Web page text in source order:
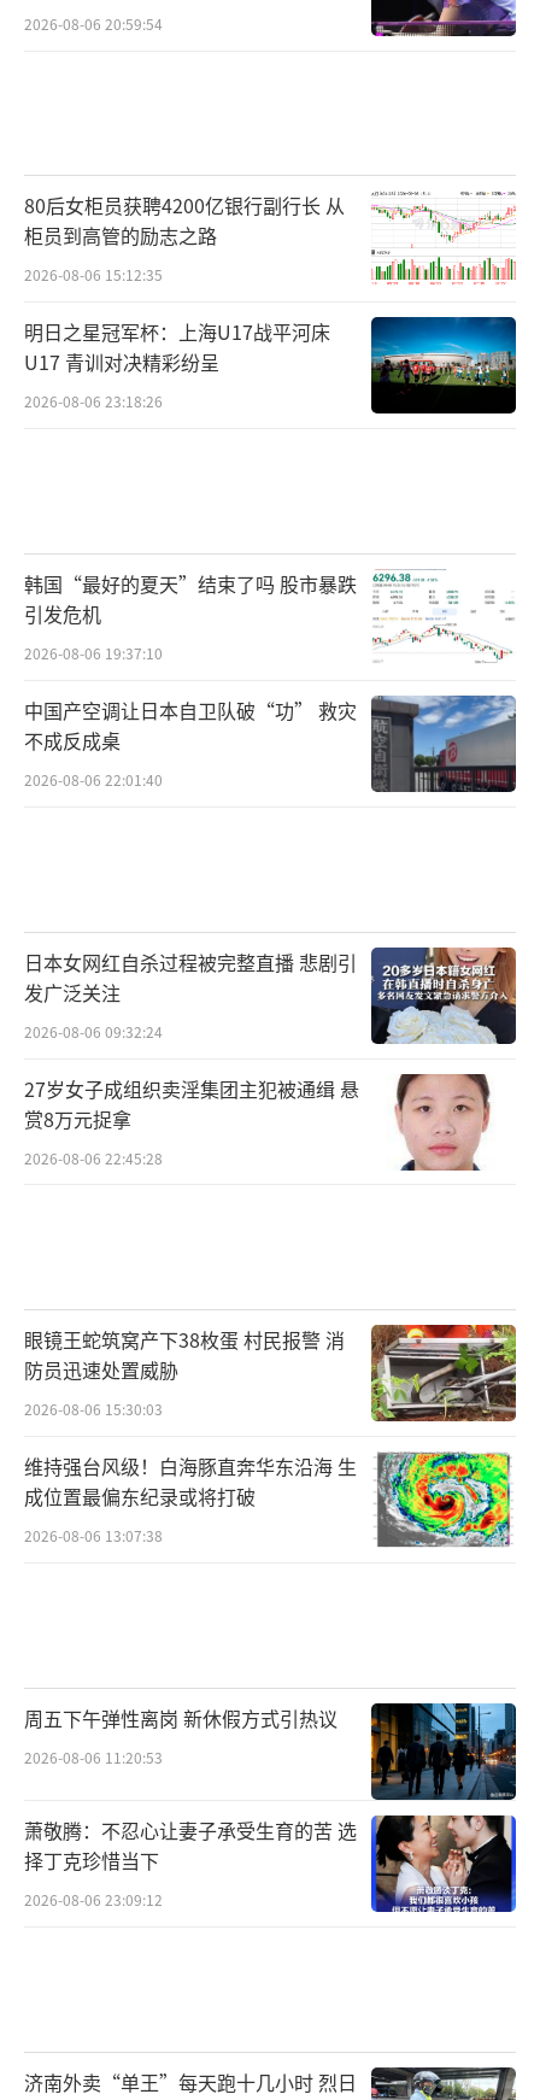
2026-08-06 20:59:54
80后女柜员获聘4200亿银行副行长 从
柜员到高管的励志之路
2026-08-06 15:12:35
明日之星冠军杯：上海U17战平河床
U17 青训对决精彩纷呈
2026-08-06 23:18:26
韩国“最好的夏天”结束了吗 股市暴跌
引发危机
2026-08-06 19:37:10
中国产空调让日本自卫队破“功” 救灾
不成反成桌
2026-08-06 22:01:40
日本女网红自杀过程被完整直播 悲剧引
发广泛关注
2026-08-06 09:32:24
27岁女子成组织卖淫集团主犯被通缉 悬
赏8万元捉拿
2026-08-06 22:45:28
眼镜王蛇筑窝产下38枚蛋 村民报警 消
防员迅速处置威胁
2026-08-06 15:30:03
维持强台风级！白海豚直奔华东沿海 生
成位置最偏东纪录或将打破
2026-08-06 13:07:38
周五下午弹性离岗 新休假方式引热议
2026-08-06 11:20:53
萧敬腾：不忍心让妻子承受生育的苦 选
择丁克珍惜当下
2026-08-06 23:09:12
济南外卖“单王”每天跑十几小时 烈日